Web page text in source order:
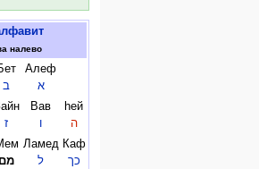
налево
Алеф
א
ב
hей
ה
Вав
ו
ז
Каф
כך
Ламед
ל
מם